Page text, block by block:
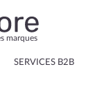
marques
SERVICES B2B